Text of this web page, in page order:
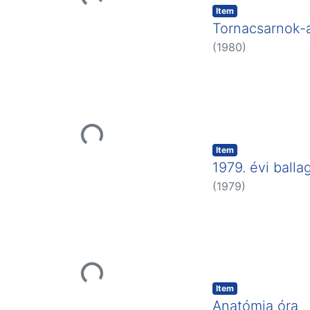
Loading...
Loading...
Item
Tornacsarnok-
(1980)
Loading...
Item
1979. évi
(1979)
Item
Anatómia óra